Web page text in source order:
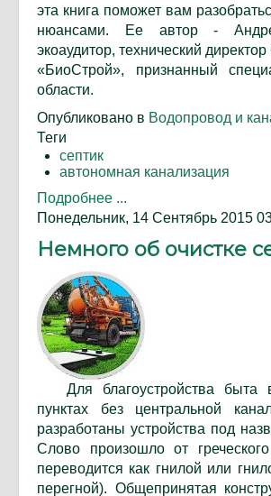
эта книга поможет вам
нюансами. Ее автор -
экоаудитор, технический
«БиоСтрой», признанный
области.
Опубликовано в Водопровод и
Теги
септик
автономная канализация
Подробнее ...
Понедельник, 14 Сентябрь 2015
Немного об очистке
Для благоустройства быта
пунктах без центральной
разработаны устройства под
Слово произошло от
переводится как гнилой или
перегной). Общепринятая